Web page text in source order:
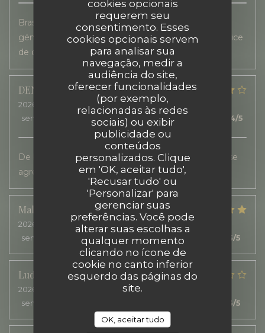
cookies opcionais
requerem seu
consentimento. Esses
cookies opcionais servem
para analisar sua
navegação, medir a
audiência do site,
oferecer funcionalidades
(por exemplo,
relacionadas às redes
sociais) ou exibir
publicidade ou
conteúdos
personalizados. Clique
em 'OK, aceitar tudo',
'Recusar tudo' ou
'Personalizar' para
gerenciar suas
preferências. Você pode
alterar suas escolhas a
qualquer momento
clicando no ícone de
cookie no canto inferior
esquerdo das páginas do
site.
OK, aceitar tudo
Brasserie très agréable. Grande terrasse. Cuisine
généreuse, gourmande et de saison Accueil et service
de qualité.
DENIS
2026-07-20
- 12:00 - guests 2
service
: 5 /5 4 /5 4/5
De bonne saveurs. Un service rapide, sur une terrasse
agréable.
Malorie
2026-07-22
- 12:30 - guests 2
service
ambience: 5/5 menu:5/5 quality_price 5/5
Ludivine
2026-07-21
service
3/5